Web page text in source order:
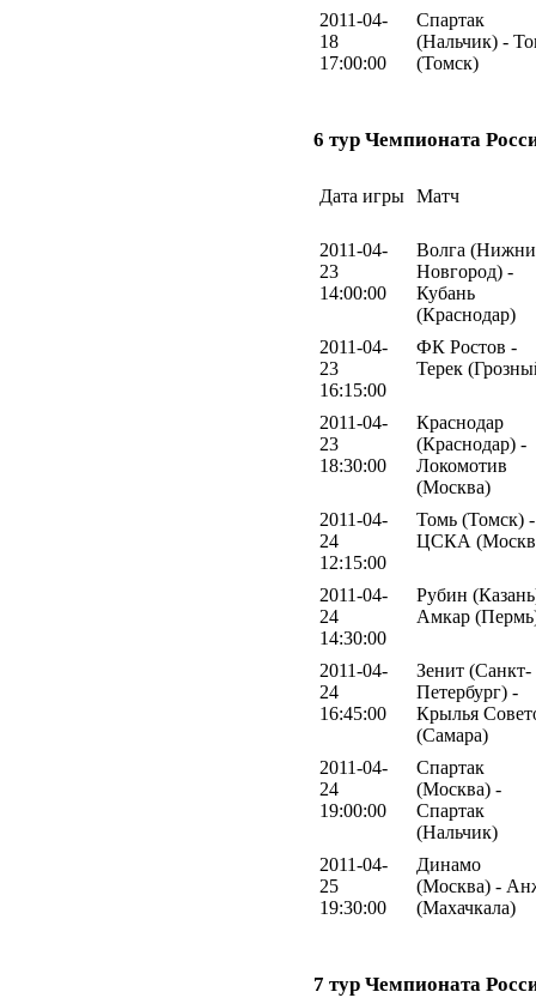
2011-04-
18
17:00:00
Спартак
(Нальчик) -
(Томск)
6 тур Чемпионата
Дата игры Матч
2011-04-
23
14:00:00
Волга
Новгород) -
Кубань
(Краснодар)
2011-04-
23
16:15:00
ФК Ростов -
Терек
2011-04-
23
18:30:00
Краснодар
(Краснодар) -
Локомотив
(Москва)
2011-04-
24
12:15:00
Томь (Томск) -
ЦСКА
2011-04-
24
14:30:00
Рубин
Амкар
2011-04-
24
16:45:00
Зенит (Санкт-
Петербург) -
Крылья
(Самара)
2011-04-
24
19:00:00
Спартак
(Москва) -
Спартак
(Нальчик)
2011-04-
25
19:30:00
Динамо
(Москва) -
(Махачкала)
7 тур Чемпионата